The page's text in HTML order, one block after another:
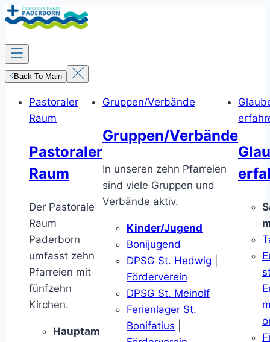
Zum
Inhalt
springen
Back To Main
Pastoraler
Raum
Pastoraler
Raum
Der Pastorale
Raum
Paderborn
umfasst zehn
Pfarreien mit
fünfzehn
Kirchen.
Hauptam
Gruppen/Verbände
Gruppen/Verbände
In unseren zehn Pfarreien
sind viele Gruppen und
Verbände aktiv.
Kinder/Jugend
Bonijugend
DPSG St. Hedwig
Förderverein
DPSG St. Meinolf
Ferienlager St.
Bonifatius